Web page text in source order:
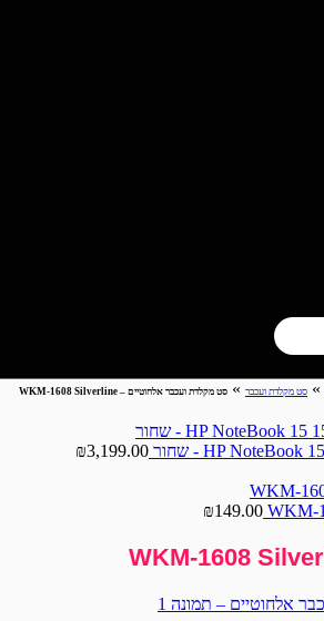
» סט מקלדת ועכבר » סט מקלדת ועכבר אלחוטיים – WKM-1608 Silverline
₪3,199.00
₪149.00